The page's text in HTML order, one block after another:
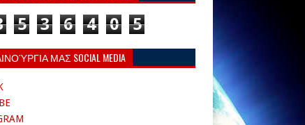
5 3 6 4 0 5
ΜΑΣ SOCIAL MEDIA